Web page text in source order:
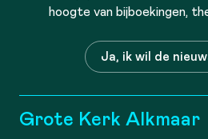
hoogte van bijboekingen,
Ja, ik wil de
Grote Kerk Alkmaar